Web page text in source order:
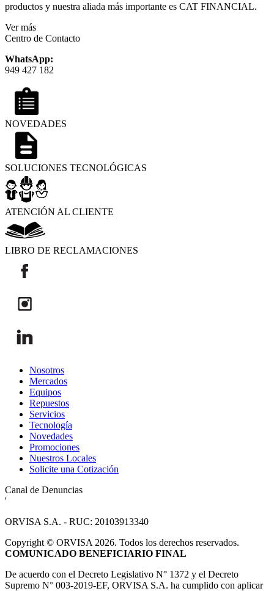
productos y nuestra aliada más importante es CAT FINANCIAL.
Ver más
Centro de Contacto
WhatsApp:
949 427 182
NOVEDADES
SOLUCIONES TECNOLÓGICAS
ATENCIÓN AL CLIENTE
LIBRO DE RECLAMACIONES
Nosotros
Mercados
Equipos
Repuestos
Servicios
Tecnología
Novedades
Promociones
Nuestros Locales
Solicite una Cotización
Canal de Denuncias
'
ORVISA S.A. - RUC: 20103913340
Copyright © ORVISA 2026. Todos los derechos reservados.
COMUNICADO BENEFICIARIO FINAL
De acuerdo con el Decreto Legislativo N° 1372 y el Decreto
Supremo N° 003-2019-EF, ORVISA S.A. ha cumplido con aplicar